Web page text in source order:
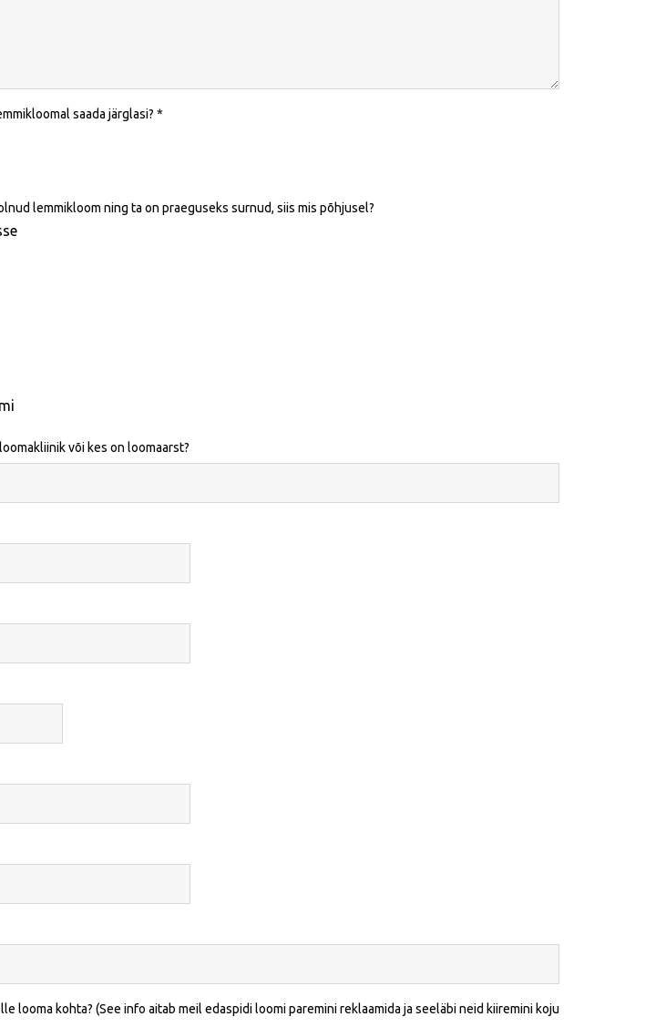
saada järglasi?
lemmikloom ning ta on praeguseks surnud, siis mis põhjusel?
või kes on loomaarst?
looma kohta? (See info aitab meil edaspidi loomi paremini reklaamida ja seeläbi neid kiiremini koju